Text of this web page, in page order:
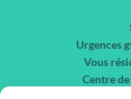
Urgences
Vous
Centre